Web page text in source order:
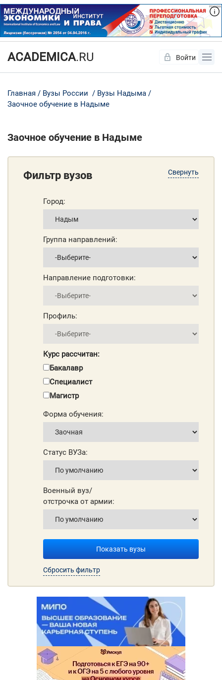
ACADEMICA.RU Войти
Главная Вузы России
Вузы Надыма
Заочное обучение в Надыме
Заочное обучение в Надыме
Свернуть
Фильтр вузов
Город:
Группа направлений:
Направление подготовки:
Профиль:
Курс рассчитан:
Бакалавр
Специалист
Магистр
Форма обучения:
Статус ВУЗа:
Военный вуз/
отстрочка от армии:
Показать вузы
Сбросить фильтр
Да Нет